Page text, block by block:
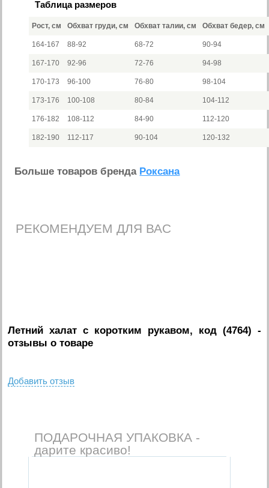
Таблица размеров
Рост, см Обхват груди, см Обхват талии, см Обхват бедер, см
164-167 88-92 68-72 90-94
167-170 92-96 72-76 94-98
170-173 96-100 76-80 98-104
173-176 100-108 80-84 104-112
176-182 108-112 84-90 112-120
182-190 112-117 90-104 120-132
Больше товаров бренда Роксана
РЕКОМЕНДУЕМ ДЛЯ ВАС
Летний халат с коротким рукавом, код (4764) -
отзывы о товаре
Добавить отзыв
ПОДАРОЧНАЯ УПАКОВКА -
дарите красиво!